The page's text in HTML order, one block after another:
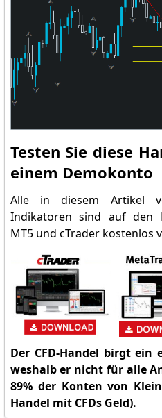
Testen Sie diese
einem Demokonto
Alle in diesem Artikel
Indikatoren sind auf den
MT5 und cTrader kostenlos
Der CFD-Handel birgt ein
weshalb er nicht für alle
89% der Konten von
Handel mit CFDs Geld).